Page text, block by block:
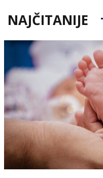
NAJČITANIJE